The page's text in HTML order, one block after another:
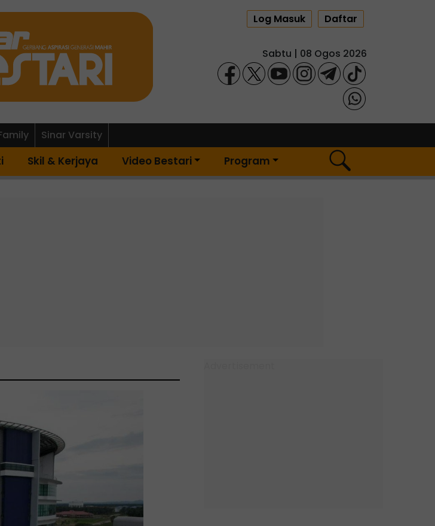
Log Masuk Daftar
Sabtu | 08 Ogos 2026
Sinar Varsity
Skil & Kerjaya Video Bestari Program